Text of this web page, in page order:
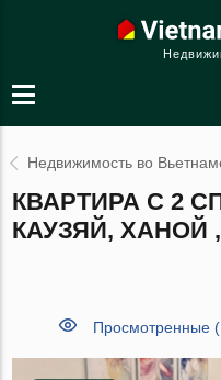
Недвижимость во
КВАРТИРА С 2
КАУЗЯЙ, ХАНОЙ
Просмотренные